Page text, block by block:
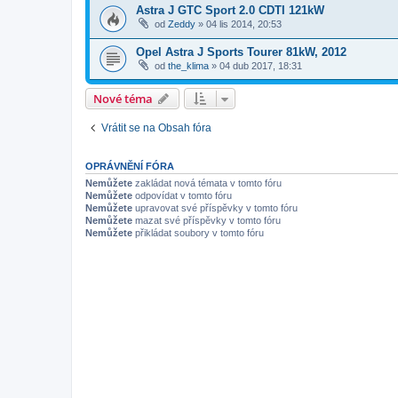
Astra J GTC Sport 2.0 CDTI 121kW
od Zeddy » 04 lis 2014, 20:53
Opel Astra J Sports Tourer 81kW, 2012
od the_klima » 04 dub 2017, 18:31
Nové téma
Vrátit se na Obsah fóra
OPRÁVNĚNÍ FÓRA
Nemůžete zakládat nová témata v tomto fóru
Nemůžete odpovídat v tomto fóru
Nemůžete upravovat své příspěvky v tomto fóru
Nemůžete mazat své příspěvky v tomto fóru
Nemůžete přikládat soubory v tomto fóru